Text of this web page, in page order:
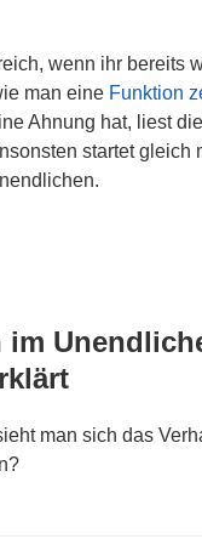
wenn ihr bereits
man eine Funktion
Ahnung hat, liest
startet gleich
im
man sich das